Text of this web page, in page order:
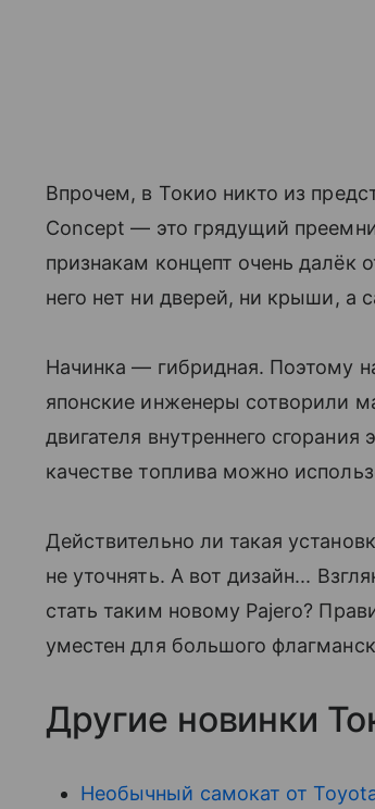
Впрочем, в Токио никто из
Concept — это грядущий
признакам концепт очень далёк
него нет ни дверей, ни крыши, а
Начинка — гибридная. Поэтому
японские инженеры сотворили
двигателя внутреннего
качестве топлива можно
Действительно ли такая
не уточнять. А вот дизайн...
стать таким новому Pajero?
уместен для большого
Другие новинки
Необычный самокат от